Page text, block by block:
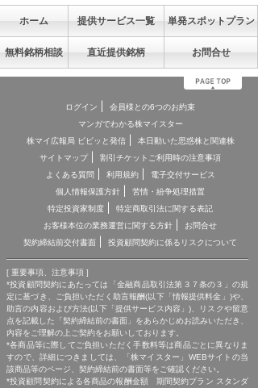
ホーム 提供サービス一覧 単発スポットプラン
無料銘柄相談 直近提供銘柄 お問合せ
ログイン
会員様との6つのお約束
マンガでわかる株マイスター
株マイ広報局 ビビッと発信
本日動いた思惑株と関連株
サイトマップ
割引チケットご利用時の注意事項
よくある質問
利用規約
電子交付サービス
個人情報保護方針
苦情・紛争処理措置
特定投資家制度
特定商取引法に関する表記
お客様本位の業務運営に関する方針
お問合せ
契約締結前交付書面
投資顧問契約に係るリスクについて
[ 重要事項、注意事項 ]
*投資顧問契約にあたっては「金融商品取引法第３７条の３」の規
定に基づき、ご負担いただく助言報酬(以下「情報提供料金」)や、
助言の内容および方法(以下「提供サービス内容」)、リスクや留意
点を記載した「契約締結前の書面」をあらかじめお読みいただき、
内容をご理解の上ご契約をお願いしております。
*各商品等に際してご負担いただく手数料等は商品ごとに異なりま
すので、詳細につきましては、「株マイスター」WEBサイトの当
該商品等のページ、契約締結前の書面等をご確認ください。
*投資顧問契約による各商品の報酬金額 期間契約プラン スタンダ